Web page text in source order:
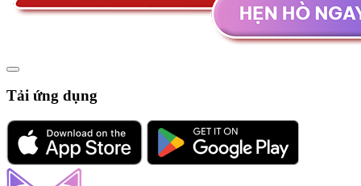
Tải ứng dụng